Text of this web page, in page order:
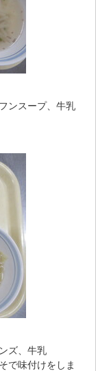
ンスープ、牛乳
ズ、牛乳
で味付けをしま